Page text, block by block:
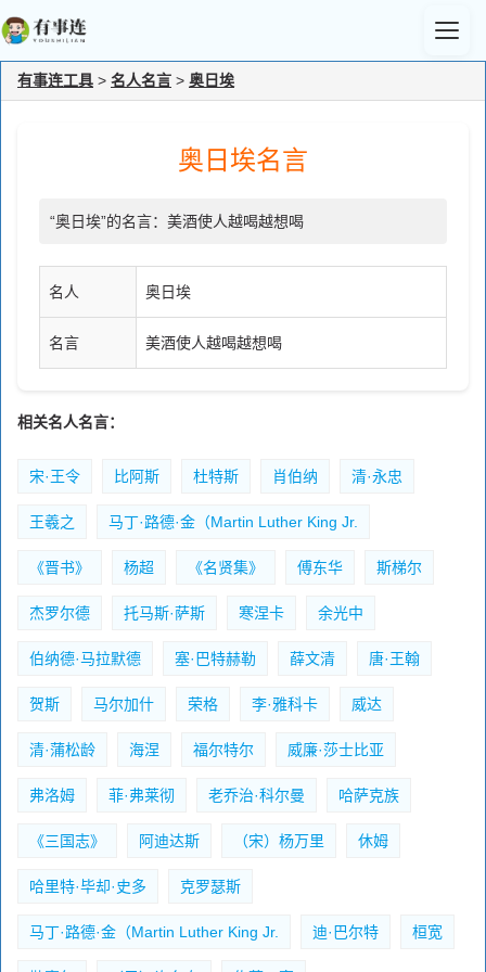
有事连工具 > 名人名言 > 奥日埃
奥日埃名言
“奥日埃”的名言：美酒使人越喝越想喝
名人 奥日埃
名言 美酒使人越喝越想喝
相关名人名言：
宋·王令 比阿斯 杜特斯 肖伯纳 清·永忠
王羲之 马丁·路德·金（Martin Luther King Jr.
《晋书》 杨超 《名贤集》 傅东华 斯梯尔
杰罗尔德 托马斯·萨斯 寒涅卡 余光中
伯纳德·马拉默德 塞·巴特赫勒 薛文清 唐·王翰
贺斯 马尔加什 荣格 李·雅科卡 威达
清·蒲松龄 海涅 福尔特尔 威廉·莎士比亚
弗洛姆 菲·弗莱彻 老乔治·科尔曼 哈萨克族
《三国志》 阿迪达斯 （宋）杨万里 休姆
哈里特·毕却·史多 克罗瑟斯
马丁·路德·金（Martin Luther King Jr. 迪·巴尔特 桓宽